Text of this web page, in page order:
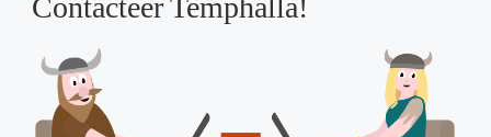
Contacteer Temphalla!